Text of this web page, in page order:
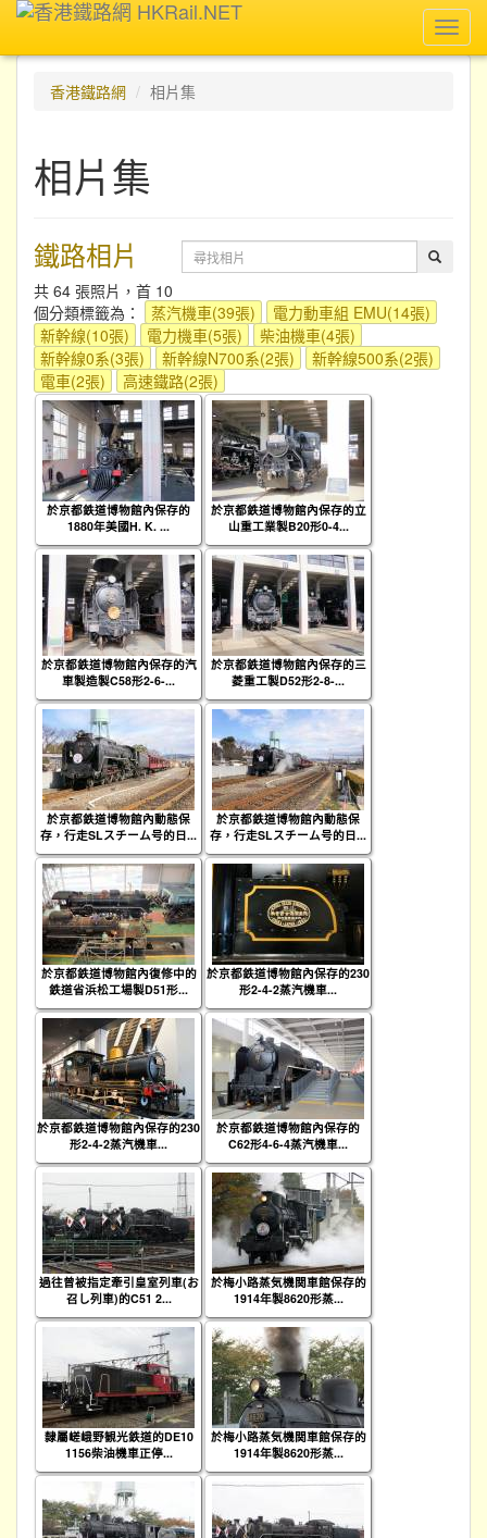
香港鐵路網
相片集
相片集
鐵路相片
共 64 張照片，首 10
個分類標籤為：
蒸汽機車(39張)
電力動車組 EMU(14張)
新幹線(10張)
電力機車(5張)
柴油機車(4張)
新幹線0系(3張)
新幹線N700系(2張)
新幹線500系(2張)
電車(2張)
高速鐵路(2張)
於京都鉄道博物館內保存的
1880年美國H. K. ...
於京都鉄道博物館內保存的立
山重工業製B20形0-4...
於京都鉄道博物館內保存的汽
車製造製C58形2-6-...
於京都鉄道博物館內保存的三
菱重工製D52形2-8-...
於京都鉄道博物館內動態保
存，行走SLスチーム号的日...
於京都鉄道博物館內動態保
存，行走SLスチーム号的日...
於京都鉄道博物館內復修中的
鉄道省浜松工場製D51形...
於京都鉄道博物館內保存的230
形2-4-2蒸汽機車...
於京都鉄道博物館內保存的230
形2-4-2蒸汽機車...
於京都鉄道博物館內保存的
C62形4-6-4蒸汽機車...
過往曾被指定牽引皇室列車(お
召し列車)的C51 2...
於梅小路蒸気機関車館保存的
1914年製8620形蒸...
隸屬嵯峨野観光鉄道的DE10
1156柴油機車正停...
於梅小路蒸気機関車館保存的
1914年製8620形蒸...